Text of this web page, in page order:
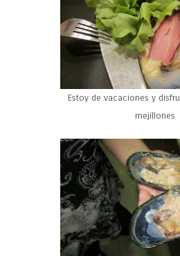
Estoy de vacaciones y
mejillones